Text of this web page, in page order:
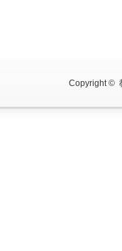
Copyright ©